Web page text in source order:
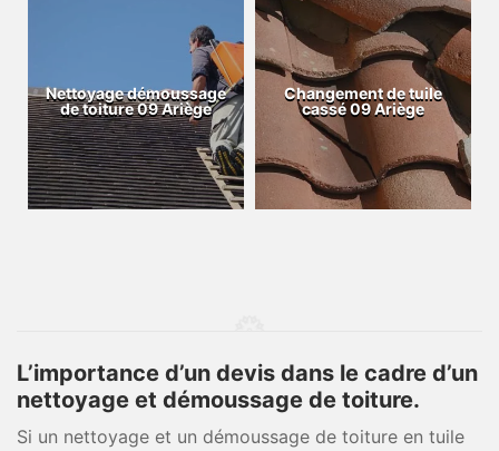
Nettoyage démoussage
de toiture 09 Ariège
Changement de tuile
cassé 09 Ariège
L’importance d’un devis dans le cadre d’un
nettoyage et démoussage de toiture.
Si un nettoyage et un démoussage de toiture en tuile